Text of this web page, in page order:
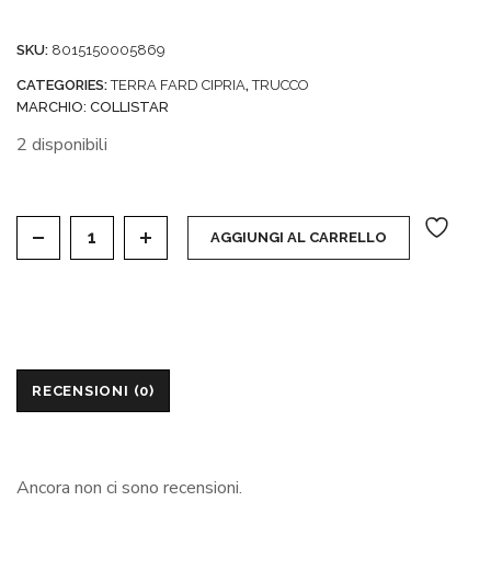
5
SKU: 8015150005869
CATEGORIES:TERRA FARD CIPRIA,TRUCCO
MARCHIO: COLLISTAR
2 disponibili
IMPECCABILE MAXI BLUSH - 4 CONFETTO quantity
AGGIUNGI AL CARRELLO
RECENSIONI (0)
Ancora non ci sono recensioni.